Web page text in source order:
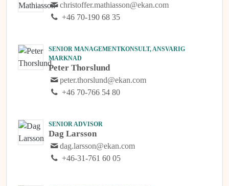
christoffer.mathiasson@ekan.com
+46 70-190 68 35
SENIOR MANAGEMENTKONSULT, ANSVARIG
MARKNAD
Peter Thorslund
peter.thorslund@ekan.com
+46 70-766 54 80
SENIOR ADVISOR
Dag Larsson
dag.larsson@ekan.com
+46-31-761 60 05